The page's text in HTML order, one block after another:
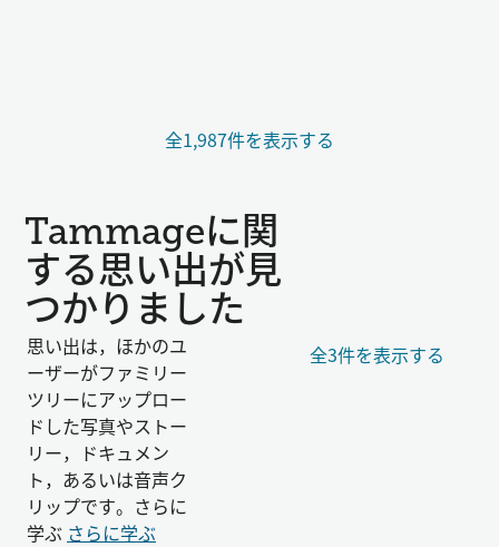
全1,987件を表示する
Tammageに関
する思い出が見
つかりました
思い出は，ほかのユ
ーザーがファミリー
ツリーにアップロー
ドした写真やストー
リー，ドキュメン
ト，あるいは音声ク
リップです。さらに
学ぶ さらに学ぶ
全3件を表示する